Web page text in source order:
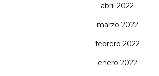
abril 2022
marzo 2022
febrero 2022
enero 2022